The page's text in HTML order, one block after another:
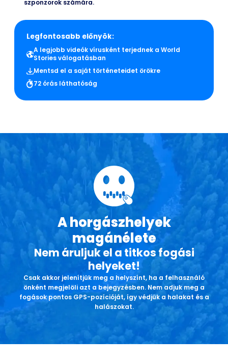
szponzorok számára.
Legfontosabb előnyök:
A legjobb videók vírusként terjednek a World
Stories válogatásban
Mentsd el a saját történeteidet örökre
72 órás láthatóság
A horgászhelyek
magánélete
Nem áruljuk el a titkos fogási
helyeket!
Csak akkor jelenítjük meg a helyszínt, ha a felhasználó
önként megjelöli azt a bejegyzésben. Nem adjuk meg a
fogások pontos GPS-pozícióját, így védjük a halakat és a
halászokat.